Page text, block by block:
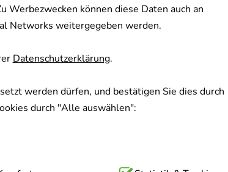
Werbezwecken können diese Daten auch an
Networks weitergegeben werden.
Datenschutzerklärung.
werden dürfen, und bestätigen Sie dies durch
durch "Alle auswählen":